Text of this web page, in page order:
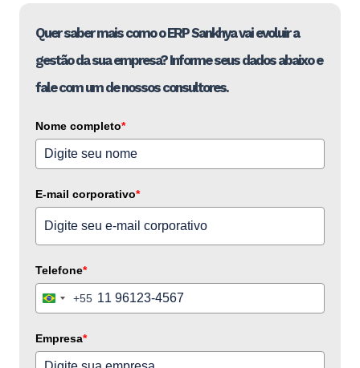
Quer saber mais como o ERP Sankhya vai evoluir a
gestão da sua empresa? Informe seus dados abaixo e
fale com um de nossos consultores.
Nome completo*
E-mail corporativo*
Telefone*
Brazil+55
Empresa*